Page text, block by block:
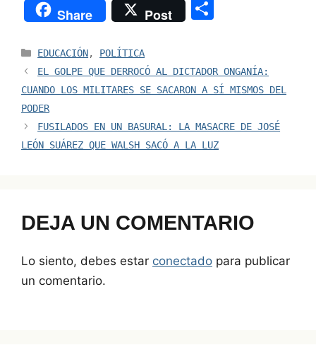
p
y
Li
n
k
ai
l
k
e
dI
n
c
e
b
o
o
k
at
A
p
p
e
d
s
Share Post
e
Categorías
EDUCACIÓN, POLÍTICA
EL GOLPE QUE DERROCÓ AL DICTADOR ONGANÍA:
CUANDO LOS MILITARES SE SACARON A SÍ MISMOS DEL
PODER
FUSILADOS EN UN BASURAL: LA MASACRE DE JOSÉ
LEÓN SUÁREZ QUE WALSH SACÓ A LA LUZ
DEJA UN COMENTARIO
Lo siento, debes estar conectado para publicar
un comentario.